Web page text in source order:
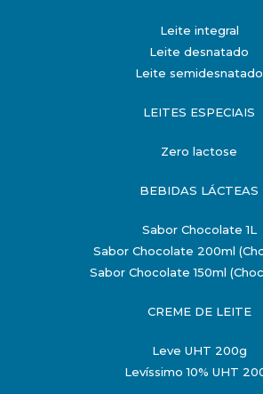
Leite integral
Leite desnatado
Leite semidesnatado
LEITES ESPECIAIS
Zero lactose
BEBIDAS LÁCTEAS
Sabor Chocolate 1L
Sabor Chocolate 200ml
Sabor Chocolate 150ml
CREME DE LEITE
Leve UHT 200g
Levíssimo 10% UHT